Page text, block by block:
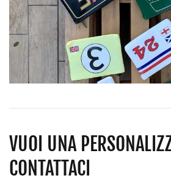
VUOI UNA
CONTATTACI